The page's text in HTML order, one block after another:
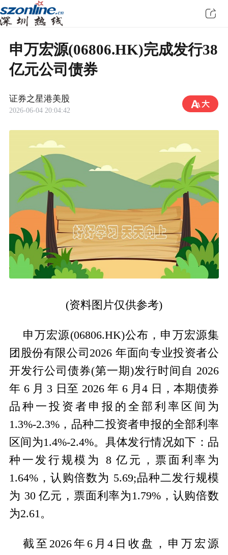
申万宏源(06806.HK)完成发行38
亿元公司债券
证券之星港美股
2026-06-04 20:04:42
(资料图片仅供参考)
申万宏源(06806.HK)公布，申万宏源集
团股份有限公司2026 年面向专业投资者公
开发行公司债券(第一期)发行时间自 2026
年 6 月 3 日至 2026 年 6 月4 日，本期债券
品种一投资者申报的全部利率区间为
1.3%-2.3%，品种二投资者申报的全部利率
区间为1.4%-2.4%。具体发行情况如下：品
种一发行规模为 8 亿元，票面利率为
1.64%，认购倍数为 5.69;品种二发行规模
为 30 亿元，票面利率为1.79%，认购倍数
为2.61。
截至2026年6月4日收盘，申万宏源